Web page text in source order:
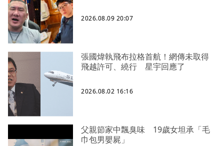
2026.08.09 20:07
張國煒執飛布拉格首航！網傳未取得
飛越許可、繞行 星宇回應了
2026.08.02 16:16
父親節家中飄臭味 19歲女坦承「毛
巾包男嬰屍」